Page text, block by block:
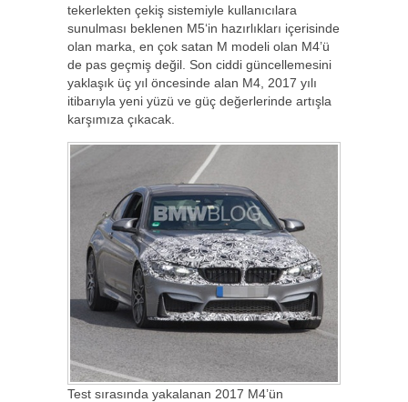
tekerlekten çekiş sistemiyle kullanıcılara
sunulması beklenen M5‘in hazırlıkları içerisinde
olan marka, en çok satan M modeli olan M4’ü
de pas geçmiş değil. Son ciddi güncellemesini
yaklaşık üç yıl öncesinde alan M4, 2017 yılı
itibarıyla yeni yüzü ve güç değerlerinde artışla
karşımıza çıkacak.
Test sırasında yakalanan 2017 M4’ün